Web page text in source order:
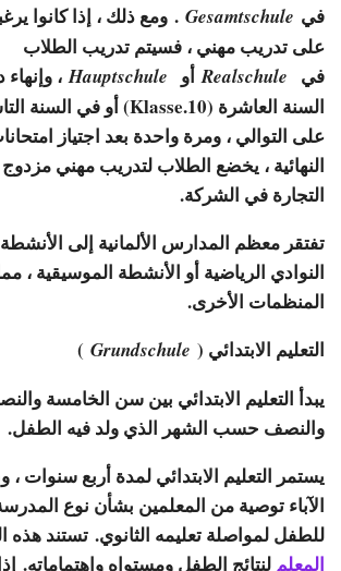
في Gesamtschule . ومع ذلك ، إذا كانوا
على تدريب مهني ، فسيتم تدريب الطلاب
في Realschuleأو Hauptschule،
على التوالي ، ومرة ​​واحدة بعد اجتياز
النهائية ، يخضع الطلاب لتدريب مهني
التجارة في الشركة.
تفتقر معظم المدارس الألمانية إلى الأنشطة
النوادي الرياضية أو الأنشطة الموسيقية ،
المنظمات الأخرى.
التعليم الابتدائي ( Grundschule
)
يبدأ التعليم الابتدائي بين سن الخامسة
والنصف حسب الشهر الذي ولد فيه الطفل.
يستمر التعليم الابتدائي لمدة أربع سنوات
الآباء توصية من المعلمين بشأن نوع
للطفل لمواصلة تعليمه الثانوي. تستند هذه
المعلم لنتائج الطفل ومستواه واهتماماته.